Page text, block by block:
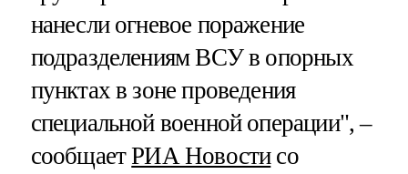
нанесли огневое поражение
подразделениям ВСУ в опорных
пунктах в зоне проведения
специальной военной операции", –
сообщаетРИА Новостисо